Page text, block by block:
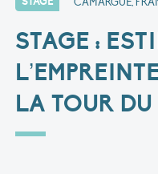
STAGE :
LA TOUR